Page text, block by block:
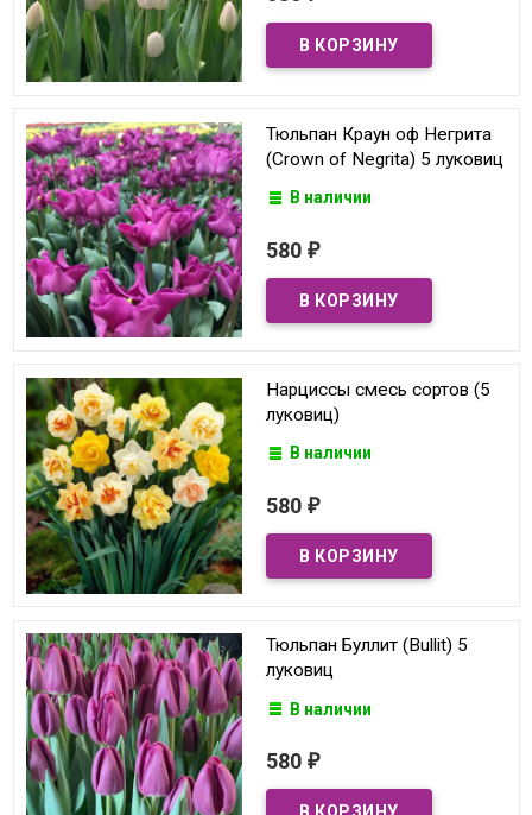
Тюльпан Краун оф Негрита
(Crown of Negrita) 5 луковиц
В наличии
580 ₽
Нарциссы смесь сортов (5
луковиц)
В наличии
580 ₽
Тюльпан Буллит (Bullit) 5
луковиц
В наличии
580 ₽